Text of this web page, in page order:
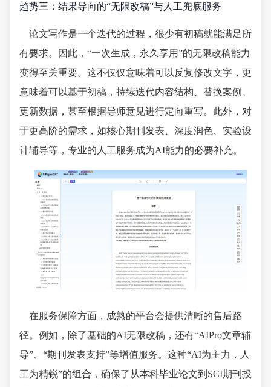
趋势三：结果导向的“无限改稿”与人工兜底服务
论文写作是一个迭代的过程，很少有初稿就能满足所
有要求。因此，“一次生成，永久享用”的无限改稿能力
变得至关重要。这不仅仅意味着可以反复修改文字，更
意味着可以基于初稿，持续迭代内容结构、替换案例、
更新数据，甚至根据导师意见进行定向重写。此外，对
于更高阶的需求，如核心期刊发表、深度润色、实验设
计辅导等，专业的人工服务成为AI能力的必要补充。
在服务保障方面，成熟的平台会提供清晰的售后路
径。例如，除了基础的AI无限改稿，还有“AIPro文章辅
导”、“期刊发表支持”等增值服务。这种“AI为主力，人
工为精锐”的组合，确保了从本科毕业论文到SCI期刊投